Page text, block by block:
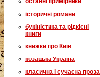
останні примірники
історичні романи
букіністика та рідкісні
книги
книжки про Київ
козацька Україна
класична і сучасна проза